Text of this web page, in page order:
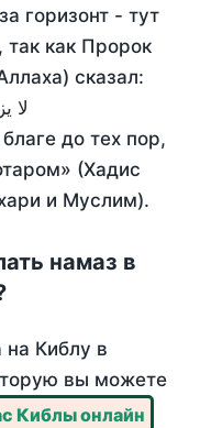
горизонт - тут
как Пророк
сказал:
لا
до тех пор,
(Хадис
и Муслим).
намаз в
на Киблу в
вы можете
Киблы онлайн